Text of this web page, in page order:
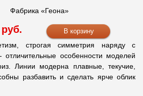
Фабрика «Геона»
строгая симметрия наряду с
отличительные особенности моделей
Линии модерна плавные, текучие,
разбавить и сделать ярче облик